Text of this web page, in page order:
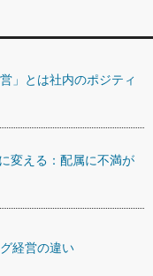
」とは社内のポジティ
変える：配属に不満が
経営の違い